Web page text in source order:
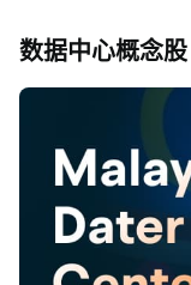
数据中心概念股